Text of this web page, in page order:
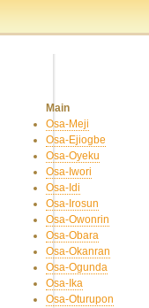
Main
Osa-Meji
Osa-Ejiogbe
Osa-Oyeku
Osa-Iwori
Osa-Idi
Osa-Irosun
Osa-Owonrin
Osa-Obara
Osa-Okanran
Osa-Ogunda
Osa-Ika
Osa-Oturupon